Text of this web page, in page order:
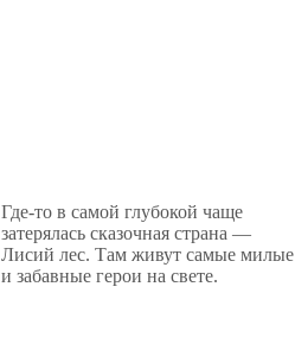
Где-то в самой глубокой чаще
затерялась сказочная страна —
Лисий лес. Там живут самые милые
и забавные герои на свете.